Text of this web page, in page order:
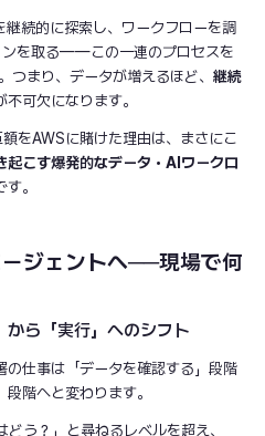
続的に探索し、ワークフローを調
ンを取る——この一連のプロセスを
つまり、データが増えるほど、 継続
不可欠になります。
をAWSに賭けた理由は、まさにこ
起こす爆発的なデータ・AIワークロ
。
ジェントへ──現場で何
ら「実行」へのシフト
の仕事は「データを確認する」段階
階へと変わります。
どう？」と尋ねるレベルを超え、